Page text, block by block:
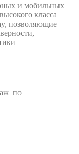
и мобильных
класса
позволяющие
по